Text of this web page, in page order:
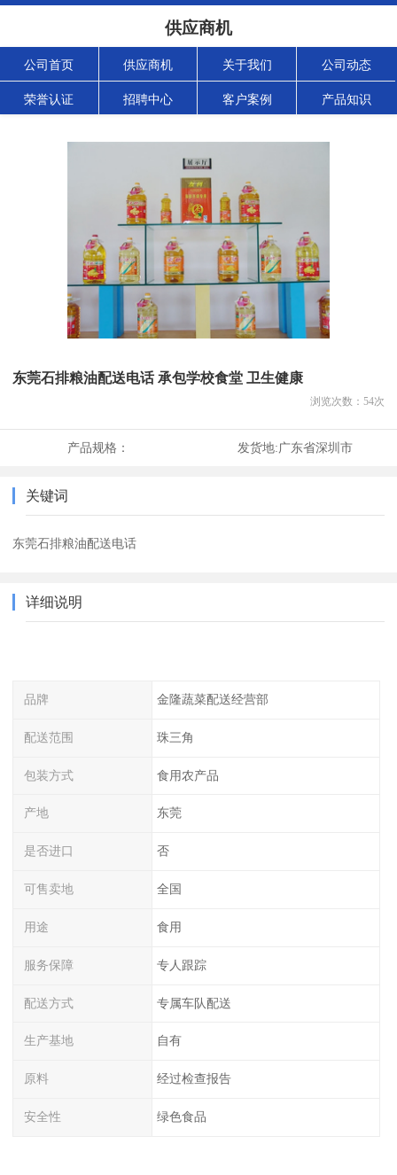
供应商机
公司首页 供应商机 关于我们 公司动态
荣誉认证 招聘中心 客户案例 产品知识
东莞石排粮油配送电话 承包学校食堂 卫生健康
浏览次数： 54次
产品规格： 发货地:广东省深圳市
关键词
东莞石排粮油配送电话
详细说明
品牌 金隆蔬菜配送经营部
配送范围 珠三角
包装方式 食用农产品
产地 东莞
是否进口 否
可售卖地 全国
用途 食用
服务保障 专人跟踪
配送方式 专属车队配送
生产基地 自有
原料 经过检查报告
安全性 绿色食品